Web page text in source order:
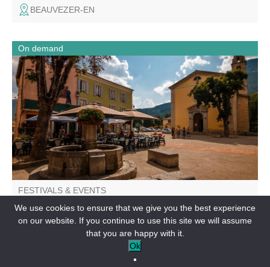
BEAUVEZER-EN
Through the old town center, canals and former industrial
sites, this guided tour traces the evolution of Saint-André-
les-Alpes, a crossroads village shaped by water, trade
and human activity, from the Middle Ages to the present
day.
FESTIVALS & EVENTS
de Saint André les Alpes
On demand
SAINT-ANDRÉ-LES-ALPES-EN
We use cookies to ensure that we give you the best experience
on our website. If you continue to use this site we will assume
that you are happy with it.
Ok